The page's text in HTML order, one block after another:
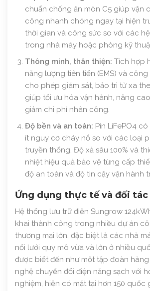
chuẩn chống ăn mòn C5 giúp vận
công nhanh chóng ngay tại hiện
thời gian và công sức so với các
trong nhà máy hoặc phòng kỹ
Thông minh, thân thiện: Tích hợp
năng lượng tiên tiến (EMS) và
cho phép giám sát, bảo trì từ xa
giúp tối ưu hóa vận hành, nâng
giảm chi phí nhân công.
Độ bền và an toàn: Pin LiFePO4
ít nguy cơ cháy nổ so với các loại
truyền thống. Độ xả sâu 100% và
nhiệt hiệu quả bảo vệ từng cấp
độ an toàn và độ tin cậy vận hành
Ứng dụng thực tế và đối
Hệ thống lưu trữ điện Sungrow
khai thành công trong nhiều dự án
thương mại lớn, đặc biệt là các nhà
nối lưới quy mô vừa và lớn ở nhiều
được biết đến như một tập đoàn
nghệ chuyển đổi điện năng sạch với
nghiệm, hiện có mặt tại hơn 150 quốc